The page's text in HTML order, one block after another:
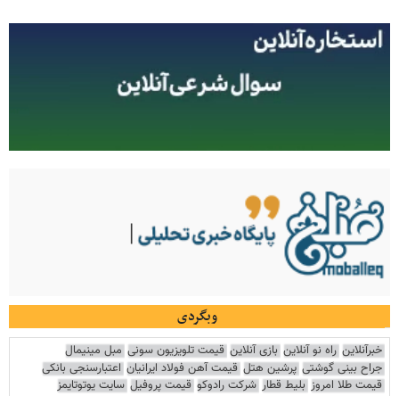
وبگردی
خبرآنلاین راه نو آنلاین بازی آنلاین قیمت تلویزیون سونی مبل مینیمال
جراح بینی گوشتی پرشین هتل قیمت آهن فولاد ایرانیان اعتبارسنجی بانکی
قیمت طلا امروز بلیط قطار شرکت رادوکو قیمت پروفیل سایت یوتوتایمز